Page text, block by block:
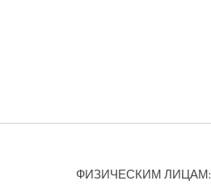
ФИЗИЧЕСКИМ ЛИЦАМ: